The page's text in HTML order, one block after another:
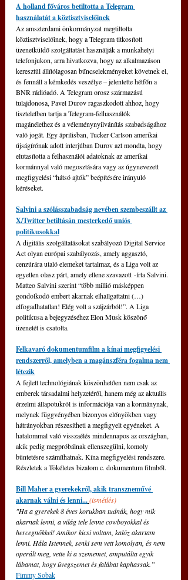
A holland főváros betiltotta a Telegram
használatát a köztisztviselőinek
Az amszterdami önkormányzat megtiltotta
köztisztviselőinek, hogy a Telegram titkosított
üzenetküldő szolgáltatást használják a munkahelyi
telefonjukon, arra hivatkozva, hogy az alkalmazáson
keresztül állítólagosan bűncselekményeket követnek el,
és fennáll a kémkedés veszélye – jelentette hétfőn a
BNR rádióadó. A Telegram orosz származású
tulajdonosa, Pavel Durov ragaszkodott ahhoz, hogy
tiszteletben tartja a Telegram-felhasználók
magánélethez és a véleménynyilvánítás szabadságához
való jogát. Egy áprilisban, Tucker Carlson amerikai
újságírónak adott interjúban Durov azt mondta, hogy
elutasította a felhasználói adatoknak az amerikai
kormánnyal való megosztására vagy az úgynevezett
megfigyelési “hátsó ajtók” beépítésére irányuló
kéréseket.
Salvini a szólásszabadság nevében szembeszállt az
X/Twitter betiltásán mesterkedő uniós
politikusokkal
A digitális szolgáltatásokat szabályozó Digital Service
Act olyan európai szabályozás, amely aggasztó,
cenzúrára utaló elemeket tartalmaz, és a Liga volt az
egyetlen olasz párt, amely ellene szavazott -írta Salvini.
Matteo Salvini szerint “több millió másképpen
gondolkodó embert akarnak elhallgattatni (…)
elfogadhatatlan! Elég volt a szájzárból!”. A Liga
politikusa a bejegyzéséhez Elon Musk köszönő
üzenetét is csatolta.
Felkavaró dokumentumfilm a kínai megfigyelési
rendszerről, amelyben a magánszféra fogalma nem
létezik
A fejlett technológiának köszönhetően nem csak az
emberek társadalmi helyzetéről, hanem még az aktuális
érzelmi állapotukról is információja van a kormánynak,
melynek függvényében bizonyos előnyökben vagy
hátrányokban részesítheti a megfigyelt egyéneket. A
hatalommal való visszaélés mindennapos az országban,
akik pedig megpróbálnak ellenszegülni, komoly
büntetésre számíthatnak. Kína megfigyelési rendszere.
Részletek a Tökéletes bizalom c. dokumentum filmből.
Bill Maher a gyerekekről, akik transzneművé
akarnak válni és lenni...(ismétlés)
"Ha a gyerekek 8 éves korukban tudnák, hogy mik
akarnak lenni, a világ tele lenne cowboyokkal és
hercegnőkkel! Amikor kicsi voltam, kalóz akartam
lenni. Hála Istennek, senki sem vett komolyan, és nem
operált meg, vette ki a szememet, amputálta egyik
lábamat, hogy üvegszemet és falábat kaphassak.”
Fimmy Sobak